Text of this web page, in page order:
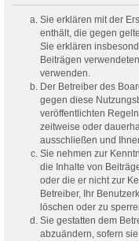
Sie erklären mit der
enthält, die gegen
Sie erklären
Beiträgen
verwenden.
Der Betreiber des
gegen diese
veröffentlichten
zeitweise oder
ausschließen und
Sie nehmen zur
die Inhalte von
oder die er nicht zur
Betreiber, Ihr
löschen oder zu
Sie gestatten dem
abzuändern, sofern